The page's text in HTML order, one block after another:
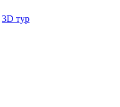
3D тур